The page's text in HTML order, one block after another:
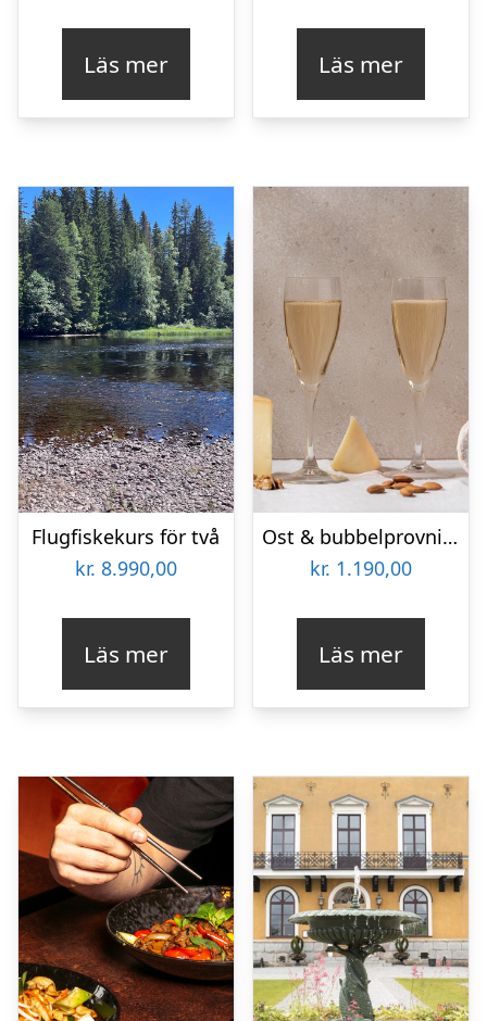
Läs mer Läs mer
Flugfiskekurs för två
kr. 8.990,00
Läs mer
Ost & bubbelprovning för två
kr. 1.190,00
Läs mer